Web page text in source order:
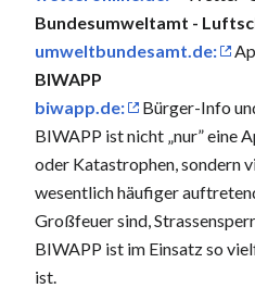
Bundesumweltamt -
umweltbundesamt.de:
BIWAPP
biwapp.de:
Bürger-Info
BIWAPP ist nicht „nur” eine
oder Katastrophen, sondern
wesentlich häufiger
Großfeuer sind,
BIWAPP ist im Einsatz so
ist.